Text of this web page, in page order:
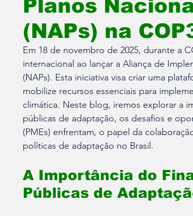
Planos
(NAPs) na
Em 18 de novembro de 2025, durante a
internacional ao lançar a Aliança de
(NAPs). Esta iniciativa visa criar uma
mobilize recursos essenciais para
climática. Neste blog, iremos explorar a
públicas de adaptação, os desafios e
(PMEs) enfrentam, o papel da
políticas de adaptação no Brasil.
A Importância do
Públicas de